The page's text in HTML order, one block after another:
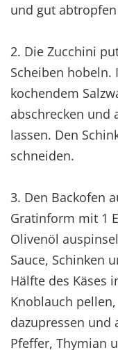
und gut
2. Die Zucchini
Scheiben hobeln.
kochendem
abschrecken und
lassen. Den
schneiden.
3. Den Backofen
Gratinform mit 1
Olivenöl
Sauce, Schinken
Hälfte des Käses
Knoblauch pellen,
dazupressen und
Pfeffer, Thymian